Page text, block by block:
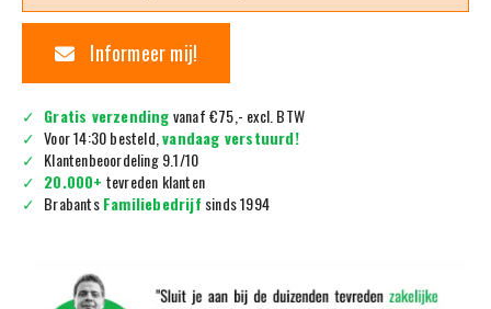
Informeer mij!
Gratis verzendingvanaf €75,- excl. BTW
Voor 14:30 besteld,vandaag verstuurd!
Klantenbeoordeling 9.1/10
20.000+ tevreden klanten
BrabantsFamiliebedrijf sinds 1994